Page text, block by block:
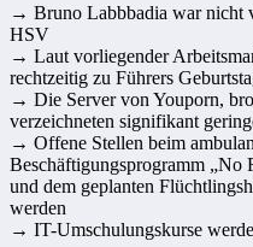
→ Bruno Labbbadia war nicht
HSV
→ Laut vorliegender
rechtzeitig zu Führers
→ Die Server von Youporn,
verzeichneten signifikant
→ Offene Stellen beim
Beschäftigungsprogramm „No
und dem geplanten
werden
→ IT-Umschulungskurse